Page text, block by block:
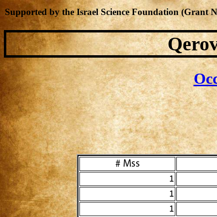
Mss #
1
1
1
Supported by the Israel Science Foundation (Grant